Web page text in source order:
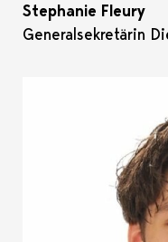
Stephanie Fleury
Generalsekretärin